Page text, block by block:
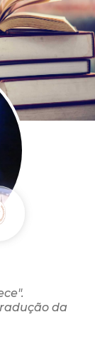
da